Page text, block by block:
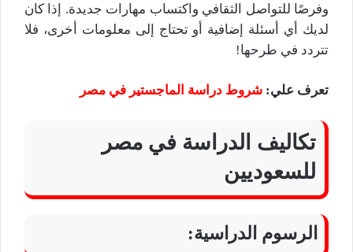
وفرصًا للتواصل الثقافي واكتساب مهارات جديدة. إذا كان
لديك أي أسئلة إضافية أو تحتاج إلى معلومات أخرى، فلا
تتردد في طرحها!
تعرف علي: شروط دراسة الماجستير في مصر
تكاليف الدراسة في مصر
للسعوديين
الرسوم الدراسية: